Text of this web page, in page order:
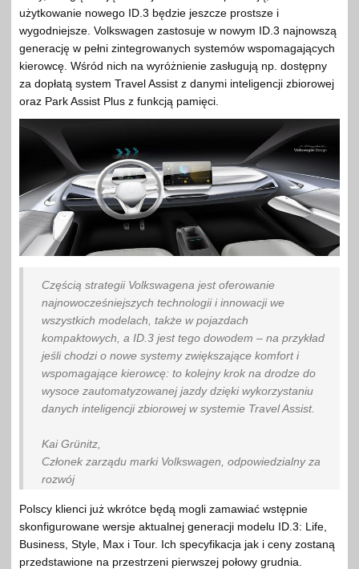
użytkowanie nowego ID.3 będzie jeszcze prostsze i
wygodniejsze. Volkswagen zastosuje w nowym ID.3 najnowszą
generację w pełni zintegrowanych systemów wspomagających
kierowcę. Wśród nich na wyróżnienie zasługują np. dostępny
za dopłatą system Travel Assist z danymi inteligencji zbiorowej
oraz Park Assist Plus z funkcją pamięci.
Częścią strategii Volkswagena jest oferowanie
najnowocześniejszych technologii i innowacji we
wszystkich modelach, także w pojazdach
kompaktowych, a ID.3 jest tego dowodem – na przykład
jeśli chodzi o nowe systemy zwiększające komfort i
wspomagające kierowcę: to kolejny krok na drodze do
wysoce zautomatyzowanej jazdy dzięki wykorzystaniu
danych inteligencji zbiorowej w systemie Travel Assist.
Kai Grünitz,
Członek zarządu marki Volkswagen, odpowiedzialny za
rozwój
Polscy klienci już wkrótce będą mogli zamawiać wstępnie
skonfigurowane wersje aktualnej generacji modelu ID.3: Life,
Business, Style, Max i Tour. Ich specyfikacja jak i ceny zostaną
przedstawione na przestrzeni pierwszej połowy grudnia.